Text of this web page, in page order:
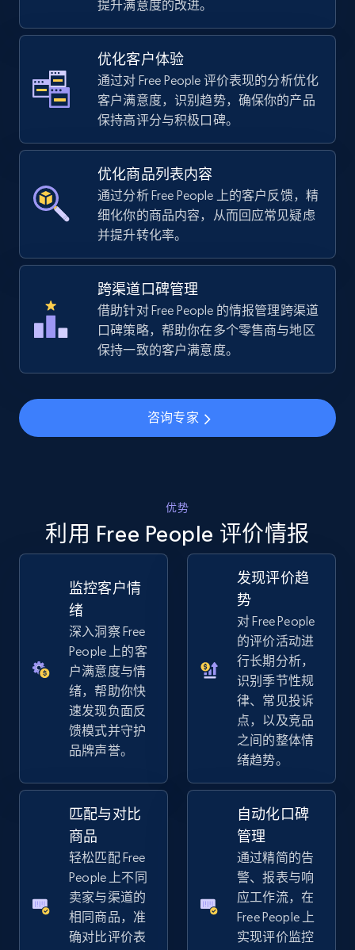
TikTok Shop
URL, Title, Available, Description, Currency, Initial
price, Final price, Discount percent, and more.
TikTok Shop - category
URL, Title, Available, Description, Currency, Initial
668+ 立即开始
TikTok Shop - Collect TikTok shop products
by keywords search
URL, Title, Available, Description, Currency, Initial
TikTok Shop - discover records by shop url
URL, Title, Available, Description, Currency, Initial
price, Final price, Discount percent, and more.
5.4K+ 668+ 立即开始
Amazon sellers info
Seller id, URL, Seller name, Description, Detailed
info, Stars, Feedbacks, Return policy, and more.
2.5K+ 立即开始
eBay
URL, Product id, Title, Seller name, Seller rating,
提升满意度的改进。
优化客户体验
通过对 Free People 评价表现的分析优化
客户满意度，识别趋势，确保你的产品
保持高评分与积极口碑。
优化商品列表内容
通过分析 Free People 上的客户反馈，精
细化你的商品内容，从而回应常见疑虑
并提升转化率。
跨渠道口碑管理
借助针对 Free People 的情报管理跨渠道
口碑策略，帮助你在多个零售商与地区
保持一致的客户满意度。
咨询专家
优势
利用 Free People 评价情报
监控客户情
绪
深入洞察 Free
People 上的客
户满意度与情
绪，帮助你快
速发现负面反
馈模式并守护
品牌声誉。
发现评价趋
势
对 Free People
的评价活动进
行长期分析，
识别季节性规
律、常见投诉
点，以及竞品
之间的整体情
绪趋势。
匹配与对比
商品
轻松匹配 Free
People 上不同
卖家与渠道的
相同商品，准
确对比评价表
自动化口碑
管理
通过精简的告
警、报表与响
应工作流，在
Free People 上
实现评价监控